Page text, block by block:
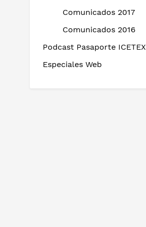
Comunicados 2017
Comunicados 2016
Podcast Pasaporte ICETEX
Especiales Web